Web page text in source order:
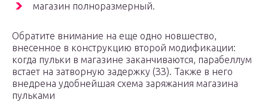
магазин полноразмерный.
Обратите внимание на еще одно новшество,
внесенное в конструкцию второй модификации:
когда пульки в магазине заканчиваются, парабеллум
встает на затворную задержку (ЗЗ). Также в него
внедрена удобнейшая схема заряжания магазина
пульками